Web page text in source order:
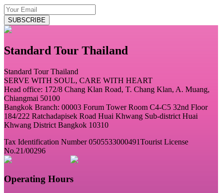
SUBSCRIBE
Standard Tour Thailand
Standard Tour Thailand
SERVE WITH SOUL, CARE WITH HEART
Head office: 172/8 Chang Klan Road, T. Chang Klan, A. Muang,
Chiangmai 50100
Bangkok Branch: 00003 Forum Tower Room C4-C5 32nd Floor
184/222 Ratchadapisek Road Huai Khwang Sub-district Huai
Khwang District Bangkok 10310
Tax Identification Number 0505533000491Tourist License
No.21/00296
Operating Hours